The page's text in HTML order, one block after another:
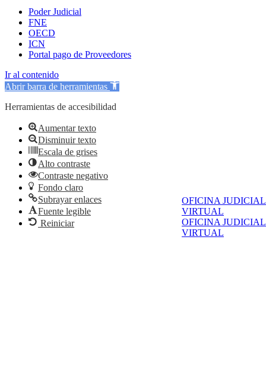
OFICINA JUDICIAL
VIRTUAL
OFICINA JUDICIAL
VIRTUAL
Poder Judicial
FNE
OECD
ICN
Portal pago de Proveedores
Ir al contenido
Abrir barra de herramientas
Herramientas de accesibilidad
Aumentar texto
Disminuir texto
Escala de grises
Alto contraste
Contraste negativo
Fondo claro
Subrayar enlaces
Fuente legible
Reiniciar